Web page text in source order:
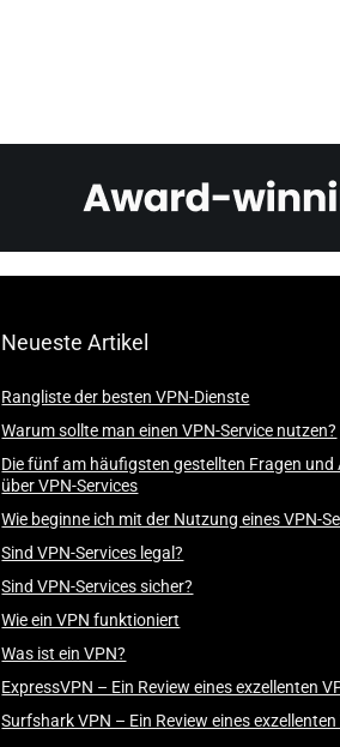
Neueste Artikel
Rangliste der besten VPN-Dienste
Warum sollte man einen VPN-Service nutzen?
Die fünf am häufigsten gestellten Fragen
über VPN-Services
Wie beginne ich mit der Nutzung eines VPN-
Sind VPN-Services legal?
Sind VPN-Services sicher?
Wie ein VPN funktioniert
Was ist ein VPN?
ExpressVPN – Ein Review eines exzellenten
Surfshark VPN – Ein Review eines